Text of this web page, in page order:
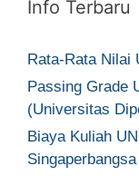
Info Terbaru
Rata-Rata Nilai
Passing Grade
(Universitas
Biaya Kuliah